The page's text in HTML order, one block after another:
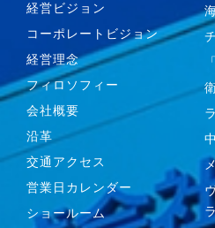
経営ビジョン
コーポレートビジョン
経営理念
フィロソフィー
会社概要
沿革
交通アクセス
営業日カレンダー
ショールーム